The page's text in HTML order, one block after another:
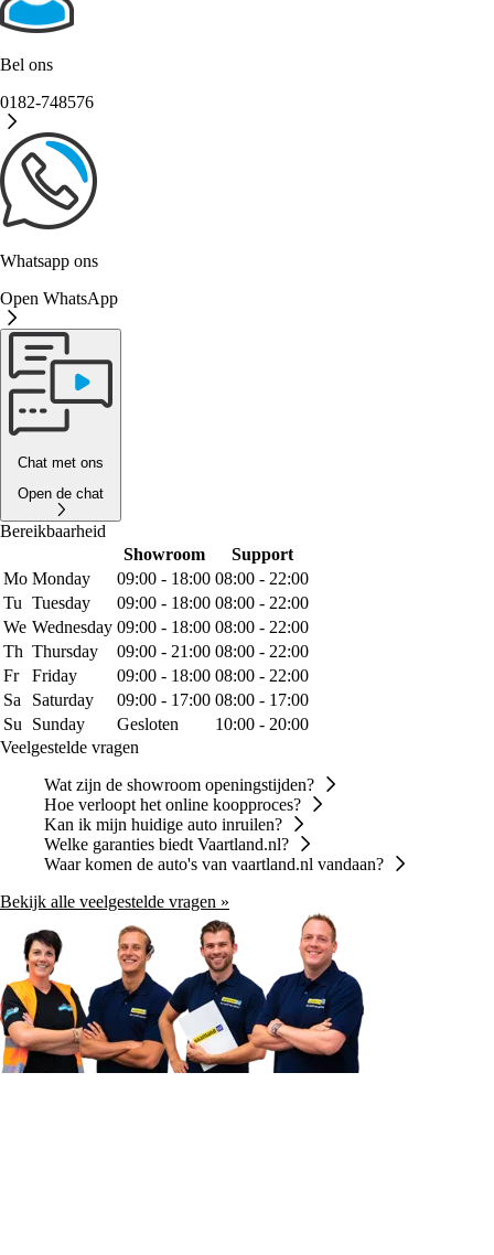
Bel ons
0182-748576
Whatsapp ons
Open WhatsApp
Chat met ons
Open de chat
Bereikbaarheid
Showroom
Support
Mo Monday 09:00 - 18:00 08:00 - 22:00
Tu Tuesday 09:00 - 18:00 08:00 - 22:00
We Wednesday 09:00 - 18:00 08:00 - 22:00
Th Thursday 09:00 - 21:00 08:00 - 22:00
Fr
Friday 09:00 - 18:00 08:00 - 22:00
Sa
Saturday 09:00 - 17:00 08:00 - 17:00
Su
Sunday Gesloten
10:00 - 20:00
Veelgestelde vragen
Wat zijn de showroom openingstijden?
Hoe verloopt het online koopproces?
Kan ik mijn huidige auto inruilen?
Welke garanties biedt Vaartland.nl?
Waar komen de auto's van vaartland.nl vandaan?
Bekijk alle veelgestelde vragen »